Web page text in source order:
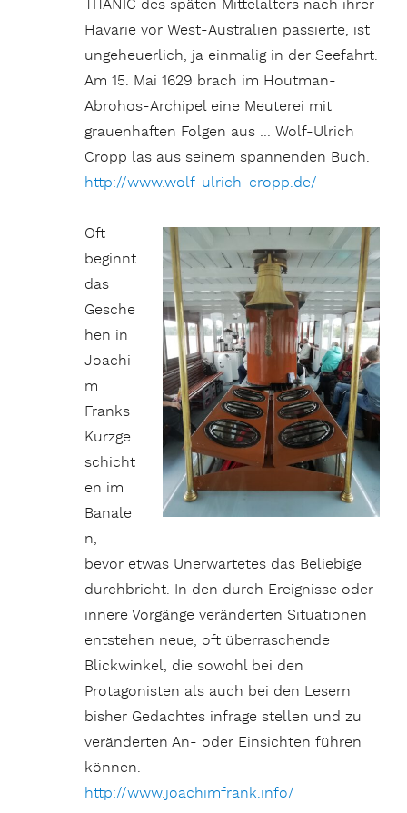
TITANIC des späten Mittelalters nach ihrer
Havarie vor West-Australien passierte, ist
ungeheuerlich, ja einmalig in der Seefahrt.
Am 15. Mai 1629 brach im Houtman-
Abrohos-Archipel eine Meuterei mit
grauenhaften Folgen aus … Wolf-Ulrich
Cropp las aus seinem spannenden Buch.
http://www.wolf-ulrich-cropp.de/
Oft
beginnt
das
Gesche
hen in
Joachi
m
Franks
Kurzge
schicht
en im
Banale
n,
bevor etwas Unerwartetes das Beliebige
durchbricht. In den durch Ereignisse oder
innere Vorgänge veränderten Situationen
entstehen neue, oft überraschende
Blickwinkel, die sowohl bei den
Protagonisten als auch bei den Lesern
bisher Gedachtes infrage stellen und zu
veränderten An- oder Einsichten führen
können.
http://www.joachimfrank.info/